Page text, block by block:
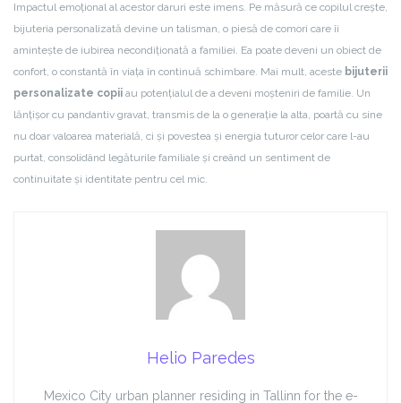
Impactul emoțional al acestor daruri este imens. Pe măsură ce copilul crește,
bijuteria personalizată devine un talisman, o piesă de comori care îi
amintește de iubirea necondiționată a familiei. Ea poate deveni un obiect de
confort, o constantă în viața în continuă schimbare. Mai mult, aceste bijuterii
personalizate copii au potențialul de a deveni moșteniri de familie. Un
lănțișor cu pandantiv gravat, transmis de la o generație la alta, poartă cu sine
nu doar valoarea materială, ci și povestea și energia tuturor celor care l-au
purtat, consolidând legăturile familiale și creând un sentiment de
continuitate și identitate pentru cel mic.
Helio Paredes
Mexico City urban planner residing in Tallinn for the e-